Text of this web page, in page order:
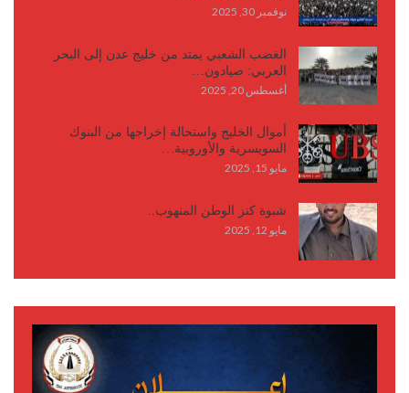
نوفمبر 30, 2025
الغضب الشعبي يمتد من خليج عدن إلى البحر
العربي: صيادون…
أغسطس 20, 2025
أموال الخليج واستحالة إخراجها من البنوك
السويسرية والأوروبية…
مايو 15, 2025
شبوة كنز الوطن المنهوب..
مايو 12, 2025